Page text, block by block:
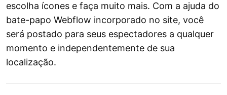
escolha ícones e faça muito mais. Com a ajuda do
bate-papo Webflow incorporado no site, você
será postado para seus espectadores a qualquer
momento e independentemente de sua
localização.